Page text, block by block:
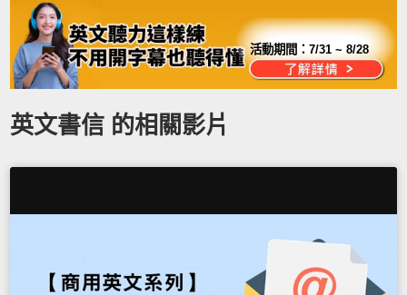
活動期間：7/31 ~ 8/28
英文書信 的相關影片